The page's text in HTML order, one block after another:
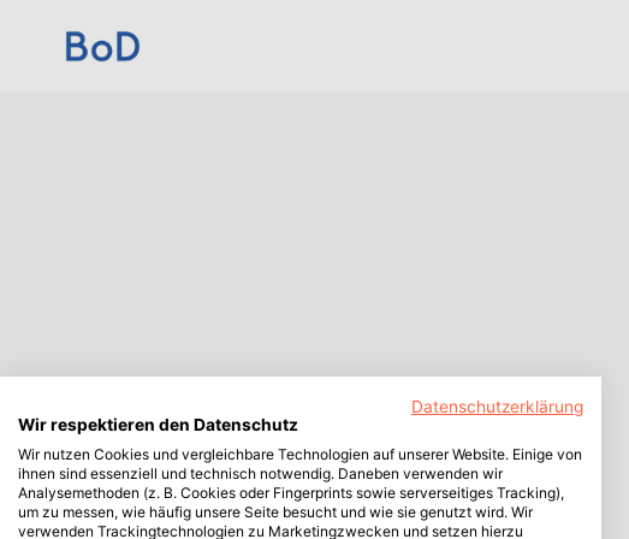
Datenschutzerklärung
Wir respektieren den Datenschutz
Wir nutzen Cookies und vergleichbare Technologien auf unserer Website. Einige von
ihnen sind essenziell und technisch notwendig. Daneben verwenden wir
Analysemethoden (z. B. Cookies oder Fingerprints sowie serverseitiges Tracking),
um zu messen, wie häufig unsere Seite besucht und wie sie genutzt wird. Wir
verwenden Trackingtechnologien zu Marketingzwecken und setzen hierzu